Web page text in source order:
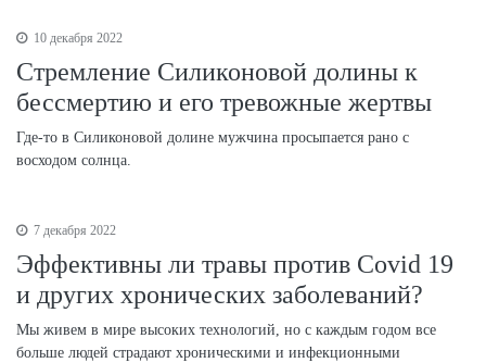
10 декабря 2022
Стремление Силиконовой долины к
бессмертию и его тревожные жертвы
Где-то в Силиконовой долине мужчина просыпается рано с
восходом солнца.
7 декабря 2022
Эффективны ли травы против Covid 19
и других хронических заболеваний?
Мы живем в мире высоких технологий, но с каждым годом все
больше людей страдают хроническими и инфекционными